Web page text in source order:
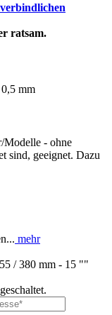
ratsam.
mm
Modelle - ohne
sind, geeignet. Dazu
mehr
/ 380 mm - 15 ""